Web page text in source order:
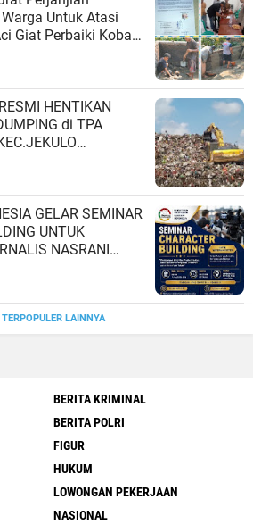
Untuk Atasi
Giat Perbaiki Kobak
di TPA
SISTEM
GELAR SEMINAR
UNTUK
NASRANI
BERDAMPAK*
TERPOPULER LAINNYA
BERITA KRIMINAL
BERITA POLRI
FIGUR
HUKUM
LOWONGAN PEKERJAAN
NASIONAL